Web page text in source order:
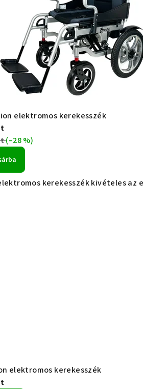
ion elektromos kerekesszék
(–28 %)
kerekesszék kivételes
elektromos kerekesszék